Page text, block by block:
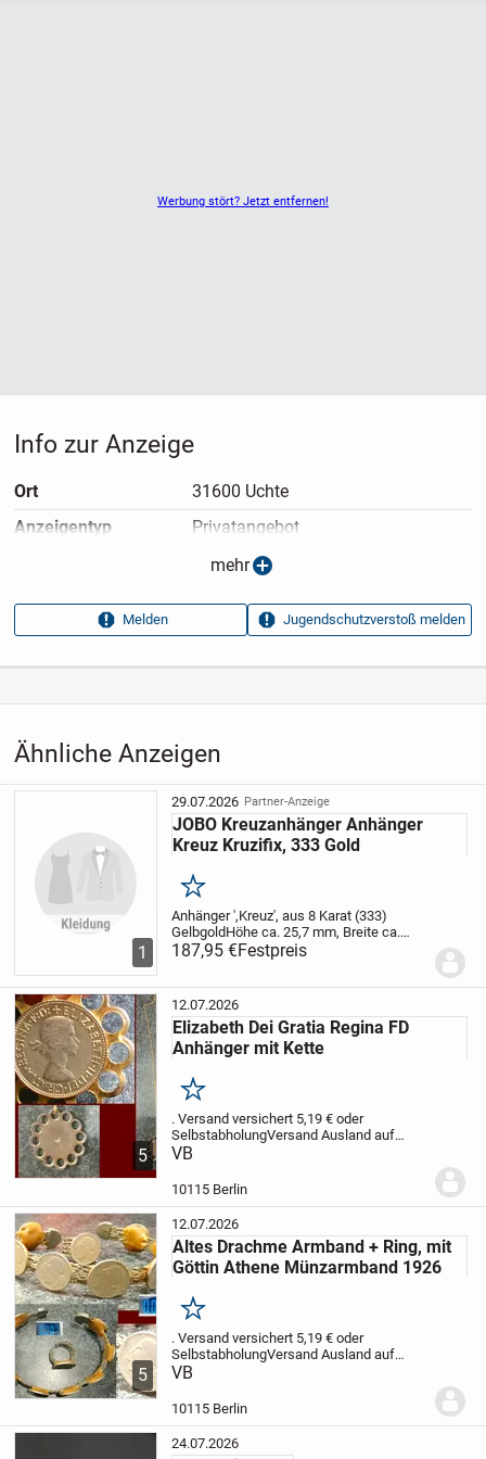
Werbung stört? Jetzt entfernen!
Ähnliche Anzeigen
1
29.07.2026 Partner-Anzeige
JOBO Kreuzanhänger Anhänger
Kreuz Kruzifix, 333 Gold
Merken
Anhänger ',Kreuz', aus 8 Karat (333)
GelbgoldHöhe ca. 25,7 mm, Breite ca.
15,3 mm, Tiefe ca. 2,8 mm, Innenmaße
der Öse ca. 4,9 mm x 2,6 mm, Gewicht ca.
dem Foto...
187,95 €Festpreis
5
12.07.2026
Elizabeth Dei Gratia Regina FD
Anhänger mit Kette
Merken
.Versand versichert 5,19 € oder
SelbstabholungVersand Ausland auf
Anfrage.
Privatverkauf )
VB
10115 Berlin
5
12.07.2026
Altes Drachme Armband + Ring, mit
Göttin Athene Münzarmband 1926
Merken
.Versand versichert 5,19 € oder
SelbstabholungVersand Ausland auf
Anfrage.
Privatverkauf )
VB
10115 Berlin
24.07.2026
Info zur Anzeige
Ort
31600 Uchte
Anzeigen­typ
Privatangebot
08.07.2026
Aufrufe dieser
8
Accessoires›Schmuck›Ohrringe
mehr
Melden Jugendschutzverstoß melden